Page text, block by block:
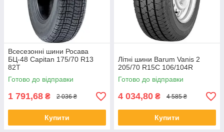
Всесезонні шини Росава
БЦ-48 Capitan 175/70 R13
82T
Готово до відправки
1 791,68 ₴ 2 036 ₴
Купити
Літні шини Barum Vanis 2
205/70 R15C 106/104R
Готово до відправки
4 034,80 ₴ 4 585 ₴
Купити